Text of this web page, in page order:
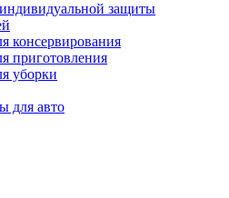
защиты
консервирования
приготовления
уборки
для авто